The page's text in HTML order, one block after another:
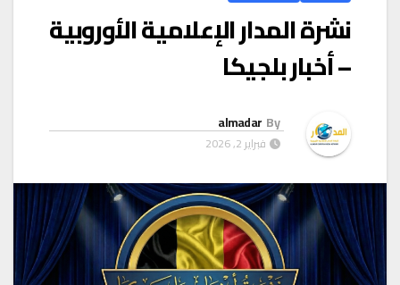
نشرة المدار الإعلامية الأوروبية
– أخبار بلجيكا
By
almadar
فبراير 2, 2026